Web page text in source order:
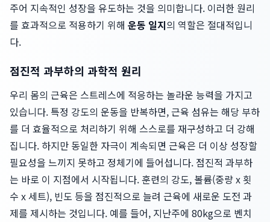
주어 지속적인 성장을 유도하는 것을 의미합니다. 이러한 원리
를 효과적으로 적용하기 위해 운동 일지의 역할은 절대적입니
다.
점진적 과부하의 과학적 원리
우리 몸의 근육은 스트레스에 적응하는 놀라운 능력을 가지고
있습니다. 특정 강도의 운동을 반복하면, 근육 섬유는 해당 부하
를 더 효율적으로 처리하기 위해 스스로를 재구성하고 더 강해
집니다. 하지만 동일한 자극이 계속되면 근육은 더 이상 성장할
필요성을 느끼지 못하고 정체기에 들어섭니다. 점진적 과부하
는 바로 이 지점에서 시작됩니다. 훈련의 강도, 볼륨(중량 x 횟
수 x 세트), 빈도 등을 점진적으로 늘려 근육에 새로운 도전 과
제를 제시하는 것입니다. 예를 들어, 지난주에 80kg으로 벤치